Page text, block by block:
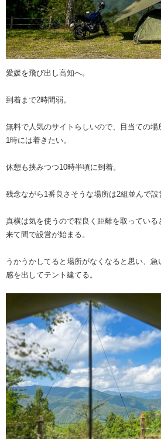
愛媛を飛び出し高知へ。
到着まで2時間弱。
無料で人気のサイトらしいので、目当ての場
1時には着きたい。
休憩も挟みつつ10時半頃に到着。
残念ながら1番良さそうな場所は2組並んで設
真横は気を使うので程良く距離を取ってい
来て間で設営が始まる。
うかうかしてると場所がなくなると思い、急
感を出してテント建てる。